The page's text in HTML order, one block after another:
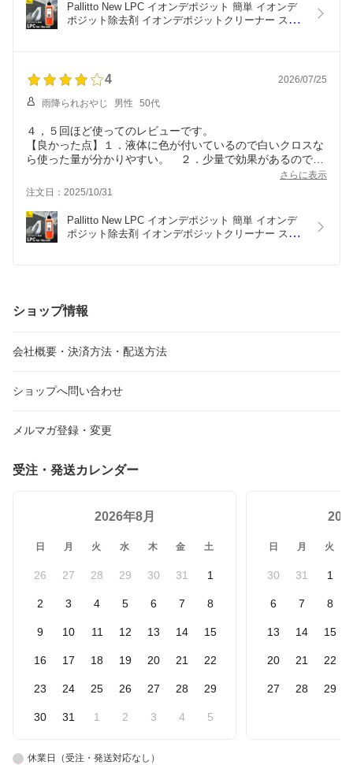
Pallitto New LPC イオンデポジット 簡単 イオンデ
ポジット除去剤 イオンデポジットクリーナー スケ
ス剤 酸性クリーナー
4 2026/07/25
雨降られおやじ 男性 50代
４，５回ほど使ってのレビューです。
【良かった点】１．液体に色が付いているので白いクロスな
ら使った量が分かりやすい。 ２．少量で効果があるのでコ
スパも良い。 ３．少し粘土があるので垂れにくい。
【気になった点】１．白くなるなど反応がないタイプなの
思いますが）使用後に最低でも水洗いが必要なこと
【総評】ちゃんと使用方法を守れば、使いやすい商品だと思
います。
さらに表示
注文日：2025/10/31
Pallitto New LPC イオンデポジット 簡単 イオンデ
ポジット除去剤 イオンデポジットクリーナー スケ
ショップ情報
会社概要・決済方法・配送方法
ショップへ問い合わせ
メルマガ登録・変更
受注・発送カレンダー
2026年8月
日 月 火 水 木 金 土
26 27 28 29 30 31 1
2 3 4 5 6 7 8
9 10 11 12 13 14 15
16 17 18 19 20 21 22
23 24 25 26 27 28 29
30 31 1 2 3 4 5
日 月 火
30 31 1
6 7 8
13 14 15
20 21 22
27 28 29
休業日（受注・発送対応なし）